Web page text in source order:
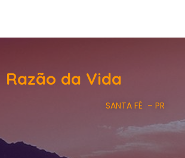
Razão da Vida
SANTA FÉ – PR